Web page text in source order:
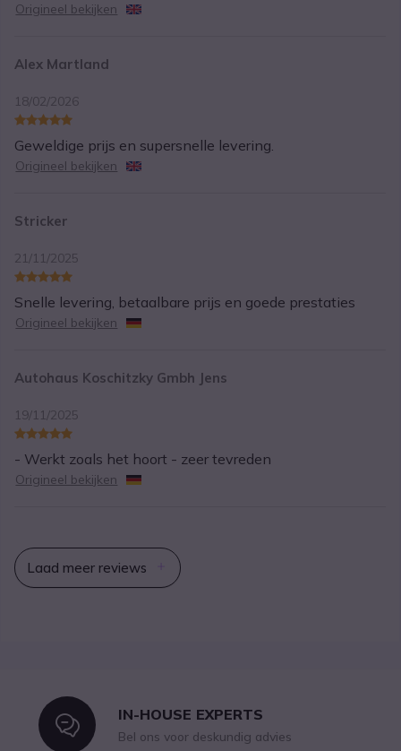
Origineel bekijken
Alex Martland
18/02/2026
Geweldige prijs en supersnelle levering.
Origineel bekijken
Stricker
21/11/2025
Snelle levering, betaalbare prijs en goede prestaties
Origineel bekijken
Autohaus Koschitzky Gmbh Jens
19/11/2025
- Werkt zoals het hoort - zeer tevreden
Origineel bekijken
Laad meer reviews
IconIN-HOUSE EXPERTS
Bel ons voor deskundig advies